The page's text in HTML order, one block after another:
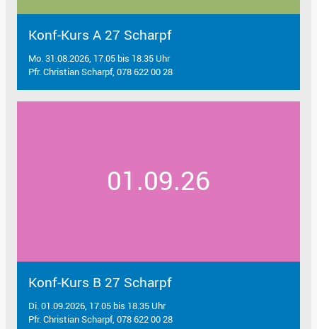
Konf-Kurs A 27 Scharpf
Mo. 31.08.2026, 17.05 bis 18.35 Uhr
Pfr. Christian Scharpf, 078 622 00 28
01.09.26
Konf-Kurs B 27 Scharpf
Di. 01.09.2026, 17.05 bis 18.35 Uhr
Pfr. Christian Scharpf, 078 622 00 28